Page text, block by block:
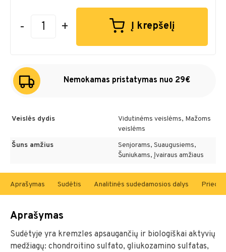
- + Į krepšelį
Nemokamas pristatymas nuo 29€
Veislės dydis
Vidutinėms veislėms, Mažoms
veislėms
Šuns amžius
Senjorams, Suaugusiems,
Šuniukams, Įvairaus amžiaus
Aprašymas Sudėtis Analitinės sudedamosios dalys Priedų
Aprašymas
Sudėtyje yra kremzles apsaugančių ir biologiškai aktyvių
medžiagų: chondroitino sulfato, gliukozamino sulfatas,